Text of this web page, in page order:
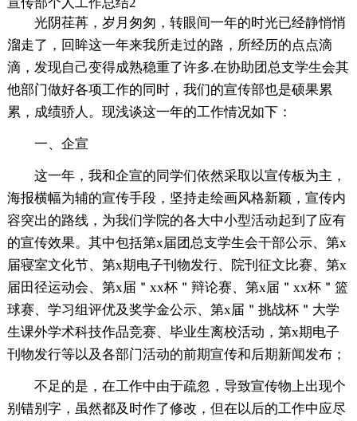
光阴荏苒，岁月匆匆，转眼间一年的时光已经静悄悄
溜走了，回眸这一年来我所走过的路，所经历的点点滴
滴，发现自己变得成熟稳重了许多.在协助团总支学生会其
他部门做好各项工作的同时，我们的宣传部也是硕果累
累，成绩骄人。现浅谈这一年的工作情况如下：
一、企宣
这一年，我和企宣的同学们依然采取以宣传板为主，
海报横幅为辅的宣传手段，坚持走绘画风格新颖，宣传内
容突出的路线，为我们学院的各大中小型活动起到了应有
的宣传效果。其中包括第x届团总支学生会干部公示、第x
届寝室文化节、第x期电子刊物发行、院刊征文比赛、第x
届田径运动会、第x届＂xx杯＂辩论赛、第x届＂xx杯＂篮
球赛、学习组评优及奖学金公示、第x届＂挑战杯＂大学
生课外学术科技作品竞赛、毕业生离校活动，第x期电子
刊物发行等以及各部门活动的前期宣传和后期新闻发布；
不足的是，在工作中由于疏忽，导致宣传物上出现个
别错别字，虽然都及时作了修改，但在以后的工作中应尽